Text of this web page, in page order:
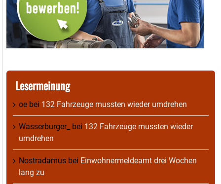
Lesermeinung
oe bei 132 Fahrzeuge mussten wieder umdrehen
Wasserburger_ bei 132 Fahrzeuge mussten wieder
umdrehen
Nostradamus bei Einwohnermeldeamt drei Wochen
lang zu